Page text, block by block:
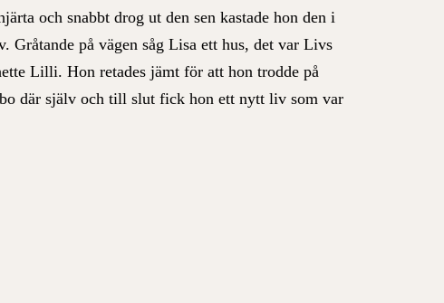
och snabbt drog ut den sen kastade hon den i
på vägen såg Lisa ett hus, det var Livs
Lilli. Hon retades jämt för att hon trodde på
där själv och till slut fick hon ett nytt liv som var